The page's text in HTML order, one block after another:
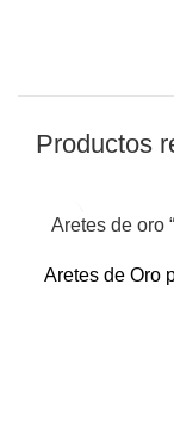
Productos
Aretes de oro
Aretes de Oro